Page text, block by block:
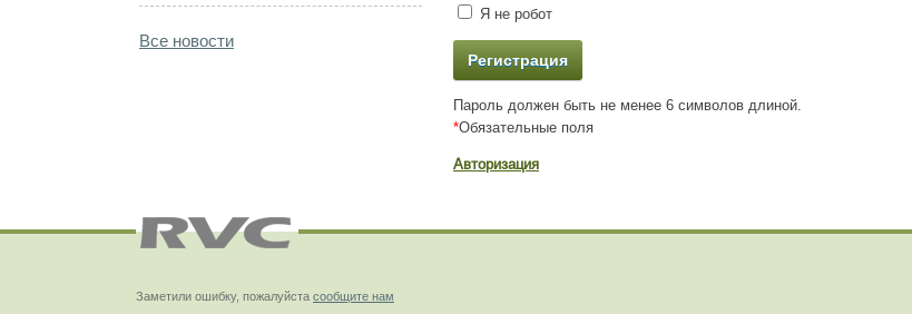
Я не робот
Пароль должен быть не менее 6 символов длиной.
*Обязательные поля
Авторизация
Все новости
Заметили ошибку, пожалуйста сообщите нам